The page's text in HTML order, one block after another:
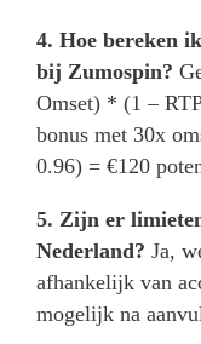
4. Hoe bereken
bij Zumospin?
Omset) * (1 –
bonus met 30x
0.96) = €120
5. Zijn er
Nederland? Ja,
afhankelijk van
mogelijk na